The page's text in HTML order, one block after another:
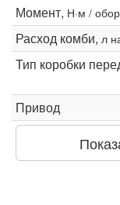
Момент, Н·м /
Расход комби, л
Тип коробки
Привод